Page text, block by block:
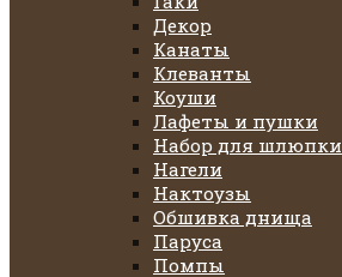
Декор
Канаты
Клеванты
Коуши
Лафеты и пушки
Набор для шлюпки
Нагели
Нактоузы
Обшивка днища
Паруса
Помпы